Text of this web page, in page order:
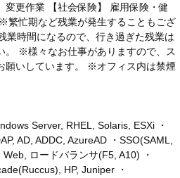
変更作業 【社会保険】 雇用保険・健
繁忙期など残業が発生することもござ
業時間になるので、行き過ぎた残業は
。 ※様々なお仕事がありますので、ス
願いしています。 ※オフィス内は禁煙
Server, RHEL, Solaris, ESXi ・
AD, ADDC, AzureAD ・SSO(SAML,
ロードバランサ(F5, A10) ・
HP, Juniper ・